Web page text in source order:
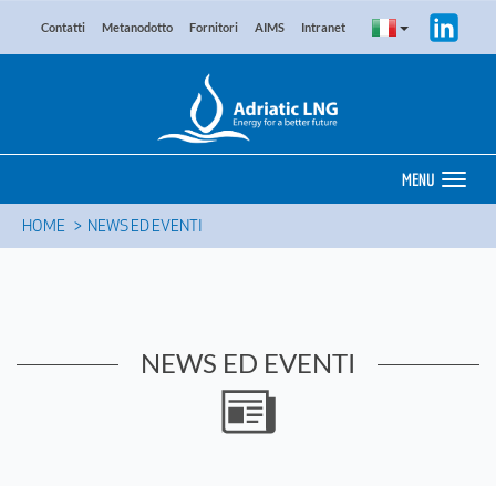
Contatti Metanodotto Fornitori AIMS Intranet
MENU
HOME NEWS ED EVENTI
NEWS ED EVENTI